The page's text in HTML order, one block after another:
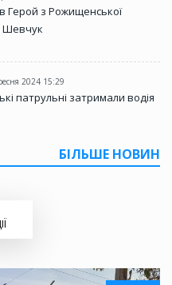
Герой з Рожищенської
Шевчук
2024 15:29
патрульні затримали водія
БІЛЬШЕ НОВИН